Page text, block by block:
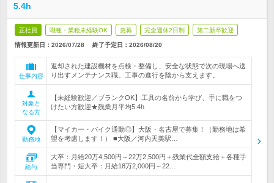
5.4h
正社員 職種・業種未経験OK 急募 完全週休2日制 第二新卒歓迎
情報更新日：2026/07/28 終了予定日： 2026/08/20
仕事内容
返却された建設機材を点検・整備し、安全な状態で次の現場へ送
り出すメンテナンス職。工事の進行を陰から支えます。
対象と
なる方
【未経験歓迎／ブランクOK】工具の名前から学び、手に職をつ
けたい方歓迎★残業月平均5.4h
勤務地
【マイカー・バイク通勤◎】大阪・名古屋で募集！（勤務地は希
望を考慮します！） ■大阪／河内天美駅…
給与
大卒：月給20万4,500円～22万2,500円＋残業代全額支給＋各種手
当専門・短大卒：月給18万2,000円～22…